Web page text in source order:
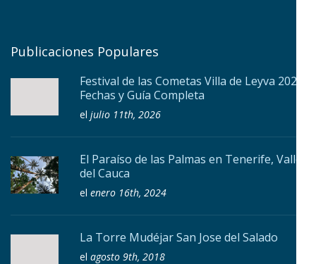
Publicaciones Populares
Festival de las Cometas Villa de Leyva 2026:
Fechas y Guía Completa
el julio 11th, 2026
El Paraíso de las Palmas en Tenerife, Valle
del Cauca
el enero 16th, 2024
La Torre Mudéjar San Jose del Salado
el agosto 9th, 2018